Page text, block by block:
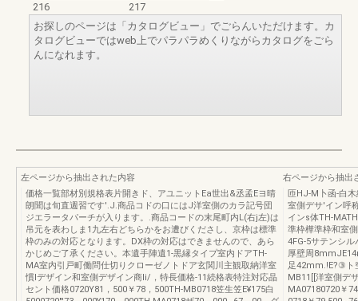
216
217
お探しのページは「カタログビュー」でごらんいただけます。カ
タログビューではweb上でパラパラめくりながらカタログをごら
んになれます。
左ページから抽出された内容
価格一覧部材別規格表片開きド、アユニットEa世出&丞孟Eヨ晴
朗聞は旬直週習です'.J.商品コドの口にはJ洋室側のカラ記号団
ジエラータパーチが入ります。.商品コードの末尾町内L(右j左)は
吊元を表わしま1九左右どちらかをお遭びくださし、京枠は標準
枠のみの対応となります。DX枠の対応はできませんので、あら
かじめご了承ください。本遺手陣遺1-黒縁タイプ室内ドアTH-
MA室内引戸町働問仕切りクローゼノトドア玄関川主観取納洋室
慣lデザイン和室側デザイン商Ii/，特長価格-11続格表特注対応晶
セント価格0720Y81，500￥78，500TH-MB0718笠生笠E¥175白
右ページから抽出
匝HJ-M卜函-白
室側デサ'イン呼
インs体TH-
準枠樺準枠和室側
4FG-5サテンシ
厚壁周
足42mm.!E?③ト
MB11[[洋室側デ
MA07180720￥